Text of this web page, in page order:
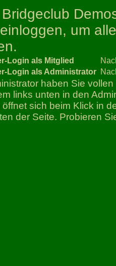
um
Login als Mitglied
Login als Administrator
haben Sie
links unten in den
sich beim Klick in
der Seite. Probieren